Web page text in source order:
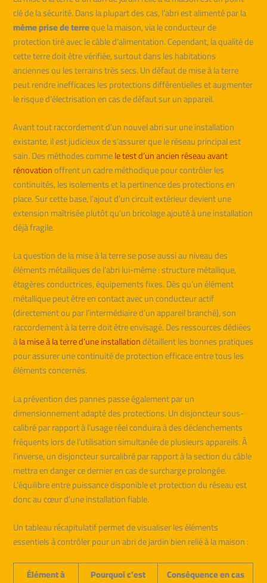
clé de la sécurité. Dans la plupart des cas, l’abri est alimenté par la
même prise de terreque la maison, via le conducteur de
protection tiré avec le câble d’alimentation. Cependant, la qualité de
cette terre doit être vérifiée, surtout dans les habitations
anciennes ou les terrains très secs. Un défaut de mise à la terre
peut rendre inefficaces les protections différentielles et augmenter
le risque d’électrisation en cas de défaut sur un appareil.
Avant tout raccordement d’un nouvel abri sur une installation
existante, il est judicieux de s’assurer que le réseau principal est
sain. Des méthodes commele test d’un ancien réseau avant
rénovationoffrent un cadre méthodique pour contrôler les
continuités, les isolements et la pertinence des protections en
place. Sur cette base, l’ajout d’un circuit extérieur devient une
extension maîtrisée plutôt qu’un bricolage ajouté à une installation
déjà fragile.
La question de la mise à la terre se pose aussi au niveau des
éléments métalliques de l’abri lui-même : structure métallique,
étagères conductrices, équipements fixes. Dès qu’un élément
métallique peut être en contact avec un conducteur actif
(directement ou par l’intermédiaire d’un appareil branché), son
raccordement à la terre doit être envisagé. Des ressources dédiées
àla mise à la terre d’une installationdétaillent les bonnes pratiques
pour assurer une continuité de protection efficace entre tous les
éléments concernés.
La prévention des pannes passe également par un
dimensionnement adapté des protections. Un disjoncteur sous-
calibré par rapport à l’usage réel conduira à des déclenchements
fréquents lors de l’utilisation simultanée de plusieurs appareils. À
l’inverse, un disjoncteur surcalibré par rapport à la section du câble
mettra en danger ce dernier en cas de surcharge prolongée.
L’équilibre entre puissance disponible et protection du réseau est
donc au cœur d’une installation fiable.
Un tableau récapitulatif permet de visualiser les éléments
essentiels à contrôler pour un abri de jardin bien relié à la maison :
Élément à
Pourquoi c’est
Conséquence en cas